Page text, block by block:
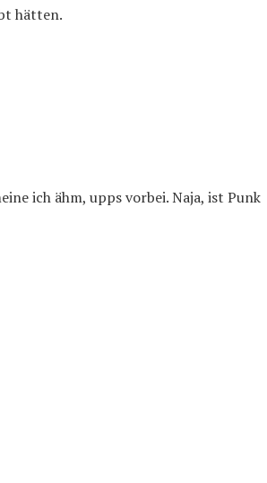
hätten.
ich ähm, upps vorbei. Naja, ist Punk